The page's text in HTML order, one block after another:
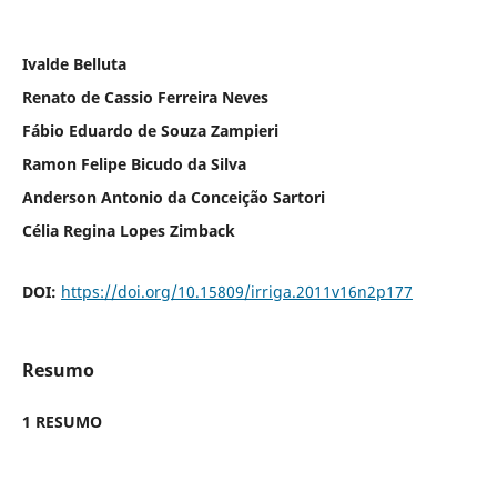
Ivalde Belluta
Renato de Cassio Ferreira Neves
Fábio Eduardo de Souza Zampieri
Ramon Felipe Bicudo da Silva
Anderson Antonio da Conceição Sartori
Célia Regina Lopes Zimback
DOI: https://doi.org/10.15809/irriga.2011v16n2p177
Resumo
1 RESUMO